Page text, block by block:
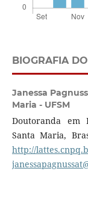
BIOGRAFIA
Janessa
Maria - UFSM
Doutoranda em
Santa Maria,
http://